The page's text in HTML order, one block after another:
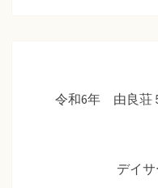
令和6年 由良荘
デイ